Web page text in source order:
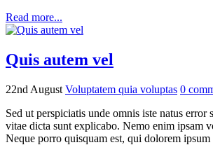
Read more...
Quis autem vel
22nd August Voluptatem quia voluptas 0
Sed ut perspiciatis unde omnis iste natus
vitae dicta sunt explicabo. Nemo enim ipsam
Neque porro quisquam est, qui dolorem